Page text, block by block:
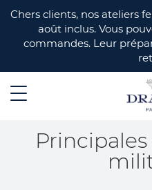
Chers clients, nos ateliers
août inclus. Vous
commandes. Leur